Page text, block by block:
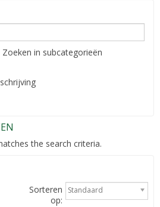
Zoeken in subcategorieën
the search criteria.
Sorteren
op:
Standaard